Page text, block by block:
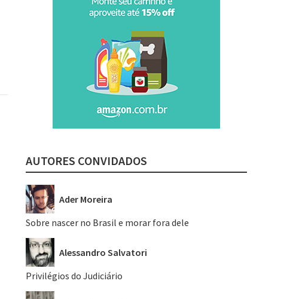
AUTORES CONVIDADOS
Ader Moreira
Sobre nascer no Brasil e morar fora dele
Alessandro Salvatori
Privilégios do Judiciário